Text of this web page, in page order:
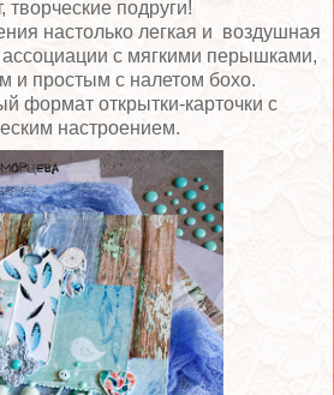
творческие подруги!
настолько легкая и воздушная
с мягкими перышками,
и простым с налетом бохо.
формат открытки-карточки с
настроением.